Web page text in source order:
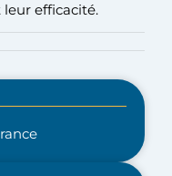
efficacité.